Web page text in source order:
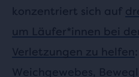
konzentriert sich auf
um Läufer*innen bei
Verletzungen zu helfen
Weichgewebes,